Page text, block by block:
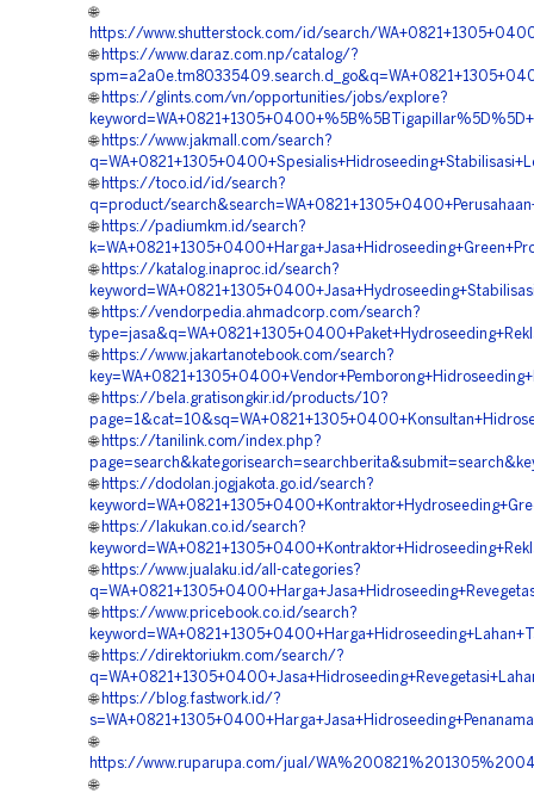
🌐
https://www.shutterstock.com/id/search/
🌐 https://www.daraz.com.np/catalog/?
🌐 https://glints.com/vn/opportunities/jobs/explore?
🌐 https://www.jakmall.com/search?
🌐 https://toco.id/id/search?
q=product/
🌐 https://padiumkm.id/search?
🌐 https://katalog.inaproc.id/search?
🌐 https://vendorpedia.ahmadcorp.com/search?
🌐 https://www.jakartanotebook.com/search?
🌐 https://bela.gratisongkir.id/products/10?
🌐 https://tanilink.com/index.php?
🌐 https://dodolan.jogjakota.go.id/search?
🌐 https://lakukan.co.id/search?
🌐 https://www.jualaku.id/all-categories?
🌐 https://www.pricebook.co.id/search?
🌐 https://direktoriukm.com/search/?
🌐 https://blog.fastwork.id/?
🌐
https://www.ruparupa.com/jual/
🌐